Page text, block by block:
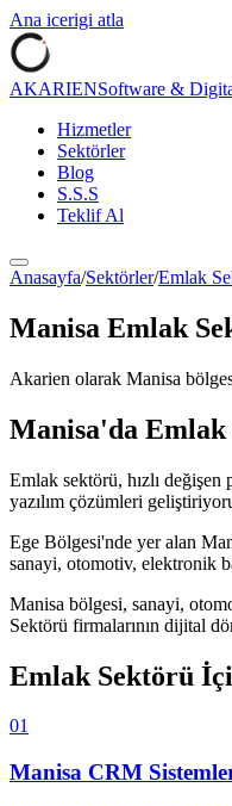
Ana icerigi atla
AKARIENSoftware &
Hizmetler
Sektörler
Blog
S.S.S
Teklif Al
Anasayfa/Sektörler/Emlak
Manisa Emlak
Akarien olarak Manisa
Manisa'da Emlak
Emlak sektörü, hızlı
yazılım çözümleri
Ege Bölgesi'nde yer alan
sanayi, otomotiv, elektronik
Manisa bölgesi, sanayi,
Sektörü firmalarının dijital
Emlak Sektörü
01
Manisa CRM